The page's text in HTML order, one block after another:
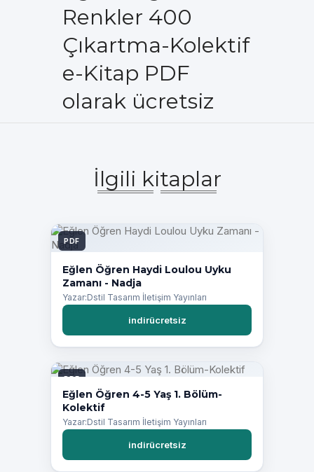
Renkler 400
Çıkartma-Kolektif
e-Kitap PDF
olarak ücretsiz
İlgili kitaplar
PDF
Eğlen Öğren Haydi Loulou Uyku
Zamanı - Nadja
Yazar:Dstil Tasarım İletişim Yayınları
indirücretsiz
PDF
Eğlen Öğren 4-5 Yaş 1. Bölüm-
Kolektif
Yazar:Dstil Tasarım İletişim Yayınları
indirücretsiz